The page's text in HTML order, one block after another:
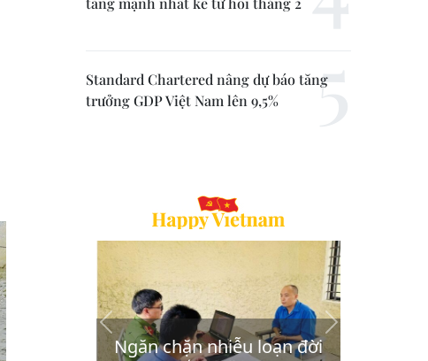
Standard Chartered nâng dự báo tăng
trưởng GDP Việt Nam lên 9,5%